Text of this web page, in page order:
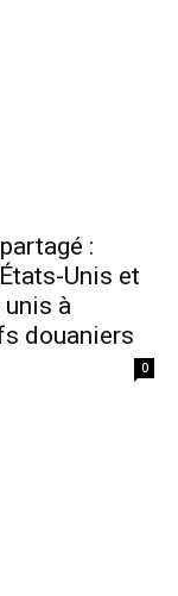
:
Unis et
à
douaniers
0